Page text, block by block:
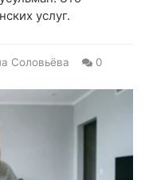
услуг.
Соловьёва 0